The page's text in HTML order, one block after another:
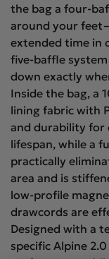
the bag a four-
around your
extended time in
five-baffle
down exactly
Inside the bag, a
lining fabric with
and durability for
lifespan, while a
practically
area and is
low-profile
drawcords are
Designed with a
specific Alpine